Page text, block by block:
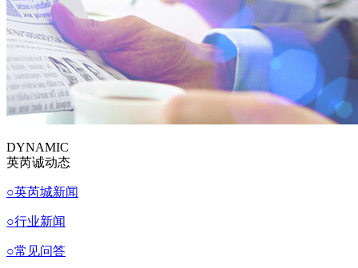
DYNAMIC
英芮诚动态
○英芮城新闻
○行业新闻
○常见问答